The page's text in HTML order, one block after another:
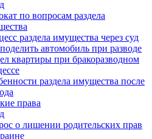
по вопросам раздела
раздела имущества через суд
автомобиль при разводе
квартиры при бракоразводном
раздела имущества после
права
о лишении родительских прав